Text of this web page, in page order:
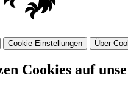
Cookie-Einstellungen Über
Cookies auf